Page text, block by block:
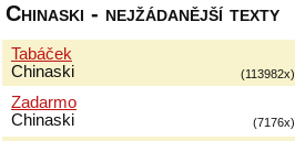
Chinaski - nejžádanější texty
Tabáček
Chinaski
(113982x)
Zadarmo
Chinaski
(7176x)